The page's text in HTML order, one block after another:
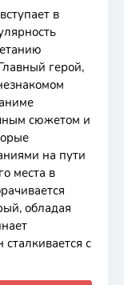
в
герой,
сюжетом и
на пути
места в
обладая
с